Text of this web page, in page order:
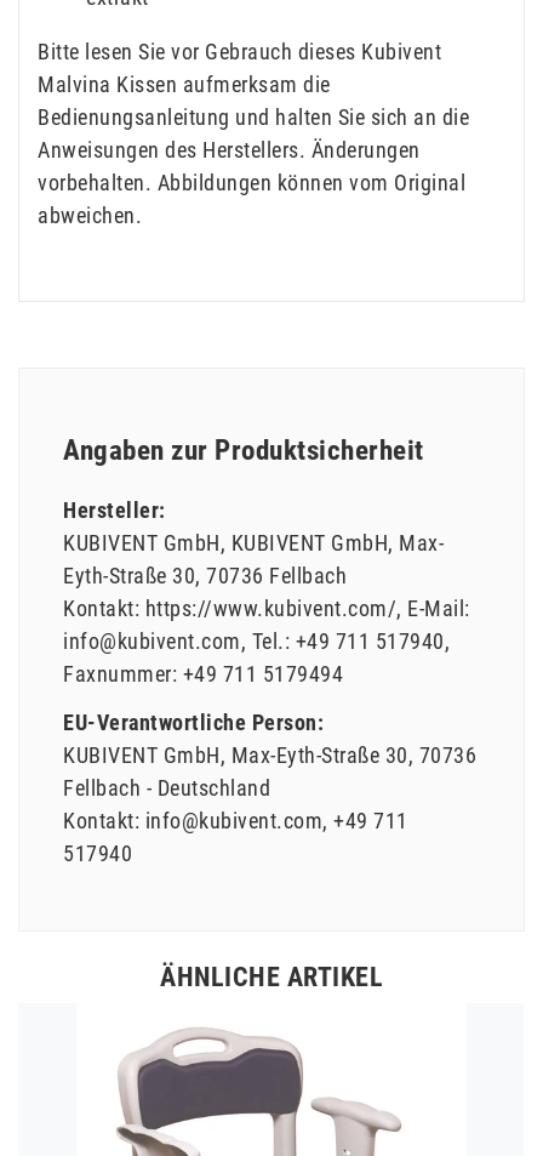
Bitte lesen Sie vor Gebrauch dieses Kubivent
Malvina Kissen aufmerksam die
Bedienungsanleitung und halten Sie sich an die
Anweisungen des Herstellers. Änderungen
vorbehalten. Abbildungen können vom Original
abweichen.
Angaben zur Produktsicherheit
Hersteller:
KUBIVENT GmbH KUBIVENT GmbH Max-
Eyth-Straße 30 70736 Fellbach
Kontakt: https://www.kubivent.com/ E-Mail:
info@kubivent.com Tel.: +49 711 517940
Faxnummer: +49 711 5179494
EU-Verantwortliche Person:
KUBIVENT GmbH Max-Eyth-Straße 30 70736
Fellbach
Deutschland
Kontakt: info@kubivent.com +49 711
517940
ÄHNLICHE ARTIKEL